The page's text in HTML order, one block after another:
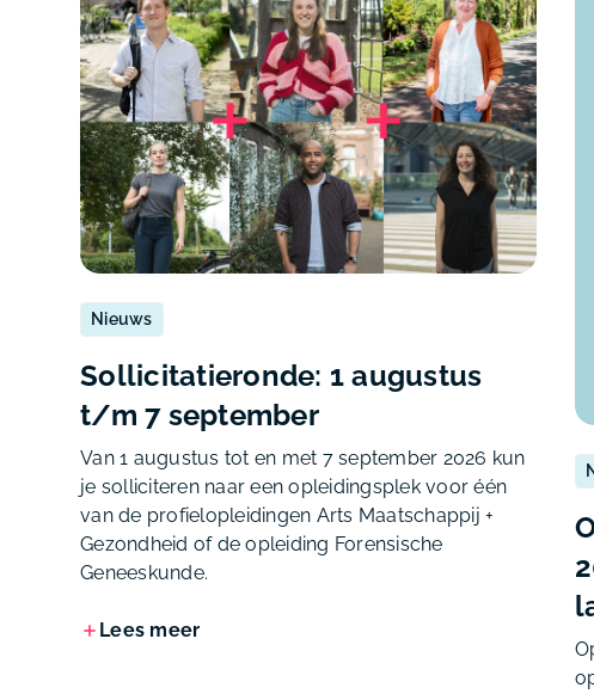
Nieuws
Sollicitatieronde: 1 augustus
t/m 7 september
Van 1 augustus tot en met 7 september 2026 kun
je solliciteren naar een opleidingsplek voor één
van de profielopleidingen Arts Maatschappij +
Gezondheid of de opleiding Forensische
Geneeskunde.
Lees meer